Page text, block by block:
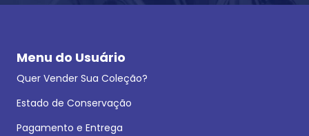
Menu do Usuário
Quer Vender Sua Coleção?
Estado de Conservação
Pagamento e Entrega